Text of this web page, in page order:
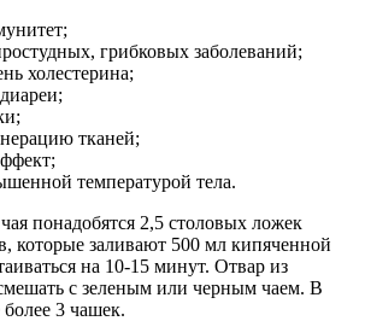
грибковых заболеваний;
холестерина;
тканей;
температурой тела.
понадобятся 2,5 столовых ложек
которые заливают 500 мл кипяченной
на 10-15 минут. Отвар из
с зеленым или черным чаем. В
3 чашек.